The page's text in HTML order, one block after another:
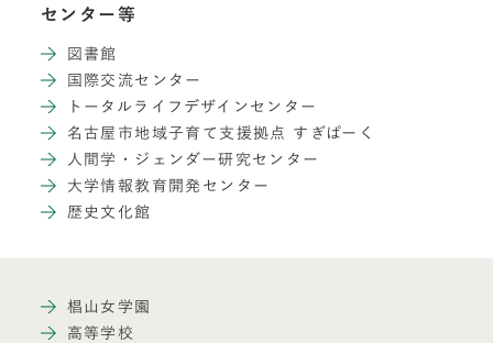
センター等
図書館
国際交流センター
トータルライフデザインセンター
名古屋市地域子育て支援拠点 すぎぱーく
人間学・ジェンダー研究センター
大学情報教育開発センター
歴史文化館
椙山女学園
高等学校